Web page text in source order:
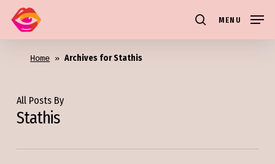
main
content
search
MENU
Home » Archives for Stathis
All Posts By
Stathis